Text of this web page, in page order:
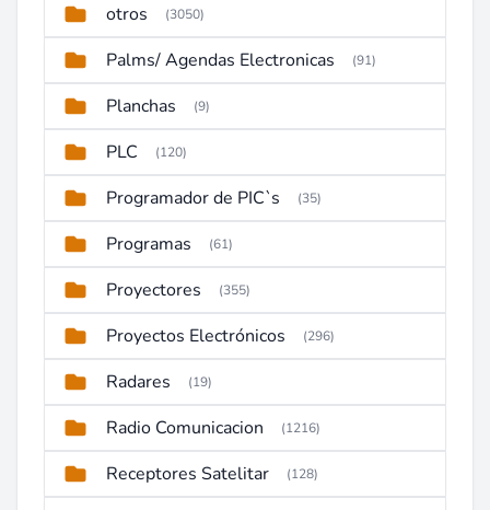
otros (3050)
Palms/ Agendas Electronicas (91)
Planchas (9)
PLC (120)
Programador de PIC`s (35)
Programas (61)
Proyectores (355)
Proyectos Electrónicos (296)
Radares (19)
Radio Comunicacion (1216)
Receptores Satelitar (128)